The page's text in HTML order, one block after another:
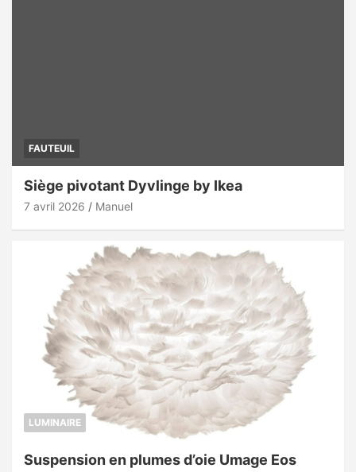
FAUTEUIL
Siège pivotant Dyvlinge by Ikea
7 avril 2026 Manuel
LUMINAIRE
Suspension en plumes d’oie Umage Eos